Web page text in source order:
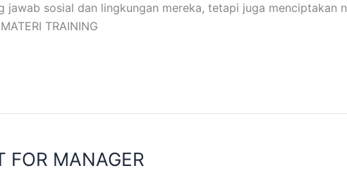
jawab sosial dan lingkungan mereka, tetapi juga menciptakan
TRAINING
FOR MANAGER